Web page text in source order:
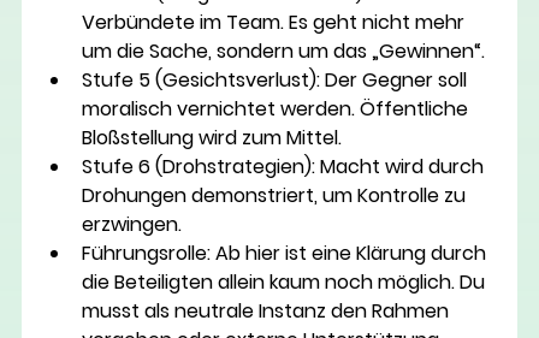
Verbündete im Team. Es geht nicht mehr
um die Sache, sondern um das „Gewinnen“.
Stufe 5 (Gesichtsverlust): Der Gegner soll
moralisch vernichtet werden. Öffentliche
Bloßstellung wird zum Mittel.
Stufe 6 (Drohstrategien): Macht wird durch
Drohungen demonstriert, um Kontrolle zu
erzwingen.
Führungsrolle: Ab hier ist eine Klärung durch
die Beteiligten allein kaum noch möglich. Du
musst als neutrale Instanz den Rahmen